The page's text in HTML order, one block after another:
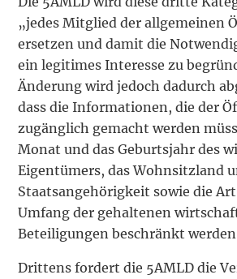
„jedes Mitglied der allgemeinen
ersetzen und damit die
ein legitimes Interesse zu
Änderung wird jedoch dadurch
dass die Informationen, die der
zugänglich gemacht werden
Monat und das Geburtsjahr des
Eigentümers, das Wohnsitzland
Staatsangehörigkeit sowie die
Umfang der gehaltenen
Beteiligungen beschränkt
Drittens fordert die 5AMLD die